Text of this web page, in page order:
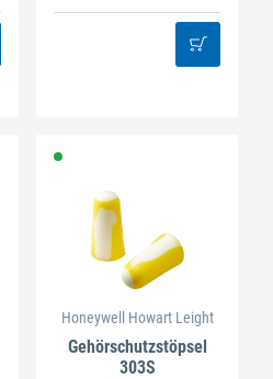
Honeywell Howart Leight
Gehörschutzstöpsel
303S